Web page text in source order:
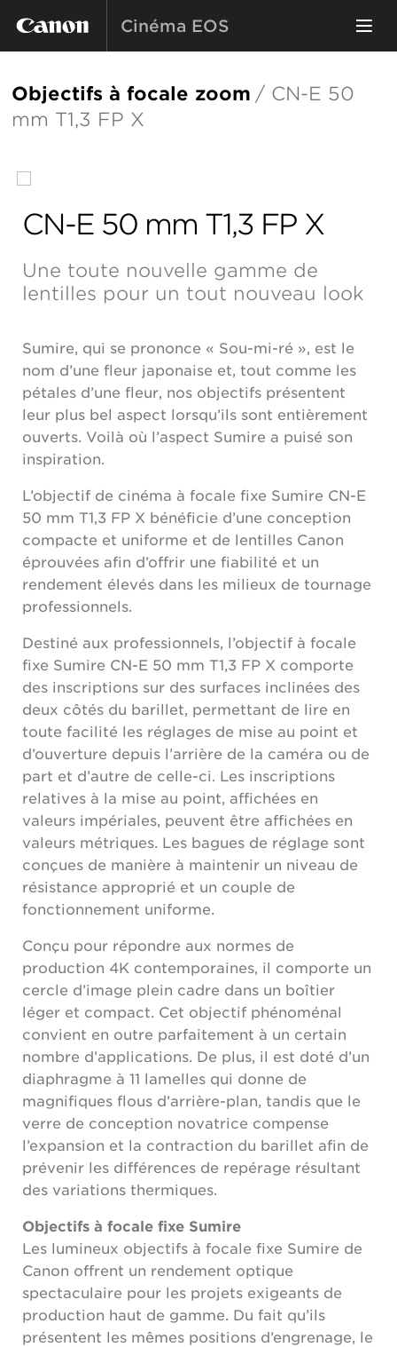
Cinéma EOS
Objectifs à focale zoom / CN-E 50
mm T1,3 FP X
CN-E 50 mm T1,3 FP X
Une toute nouvelle gamme de
lentilles pour un tout nouveau look
Sumire, qui se prononce « Sou-mi-ré », est le
nom d’une fleur japonaise et, tout comme les
pétales d’une fleur, nos objectifs présentent
leur plus bel aspect lorsqu’ils sont entièrement
ouverts. Voilà où l’aspect Sumire a puisé son
inspiration.
L’objectif de cinéma à focale fixe Sumire CN-E
50 mm T1,3 FP X bénéficie d’une conception
compacte et uniforme et de lentilles Canon
éprouvées afin d’offrir une fiabilité et un
rendement élevés dans les milieux de tournage
professionnels.
Destiné aux professionnels, l’objectif à focale
fixe Sumire CN-E 50 mm T1,3 FP X comporte
des inscriptions sur des surfaces inclinées des
deux côtés du barillet, permettant de lire en
toute facilité les réglages de mise au point et
d’ouverture depuis l’arrière de la caméra ou de
part et d’autre de celle-ci. Les inscriptions
relatives à la mise au point, affichées en
valeurs impériales, peuvent être affichées en
valeurs métriques. Les bagues de réglage sont
conçues de manière à maintenir un niveau de
résistance approprié et un couple de
fonctionnement uniforme.
Conçu pour répondre aux normes de
production 4K contemporaines, il comporte un
cercle d’image plein cadre dans un boîtier
léger et compact. Cet objectif phénoménal
convient en outre parfaitement à un certain
nombre d’applications. De plus, il est doté d’un
diaphragme à 11 lamelles qui donne de
magnifiques flous d’arrière-plan, tandis que le
verre de conception novatrice compense
l’expansion et la contraction du barillet afin de
prévenir les différences de repérage résultant
des variations thermiques.
Objectifs à focale fixe Sumire
Les lumineux objectifs à focale fixe Sumire de
Canon offrent un rendement optique
spectaculaire pour les projets exigeants de
production haut de gamme. Du fait qu’ils
présentent les mêmes positions d’engrenage, le